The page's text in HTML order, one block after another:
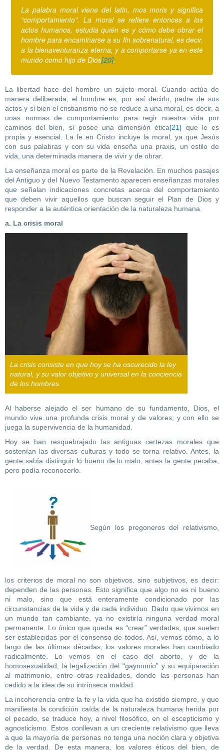
La palabra moral viene del latin, mos moris y significa
“comportamiento”. La moral se refiere entonces a los
actos humanos, estudia quién es y cómo debe obrar el
hombre para encaminarse a su fin sobrenatural, es decir,
a la bienaventuranza eterna, y a comportarse ya en este
mundo como hijo de Dios[20].
La libertad hace del hombre un sujeto moral. Cuando actúa de
manera deliberada, el hombre es, por así decirlo, padre de sus
actos y si bien el cristianismo no se reduce a una moral, es decir, a
unas normas de comportamiento para regir nuestra vida por
caminos del bien, sí posee una dimensión ética[21] que le es
propia y esencial. La fe en Cristo incluye la moral, ya que Jesús
con sus palabras y con su vida enseña una praxis, un estilo de
vida, una determinada manera de vivir y de obrar.
La enseñanza moral es parte de la Revelación. En muchos pasajes
del Antiguo y del Nuevo Testamento aparecen enseñanzas morales
que señalan indicaciones concretas acerca del comportamiento
que deben vivir aquellos que buscan seguir el Plan de Dios y
responder a la auténtica orientación de la naturaleza humana.
a. La crisis moral
La crisis consiste en que hoy se ha oscurecido la ley
natural, y su valor objetivo y universal en la conciencia
de los hombres.
Al haberse alejado el ser humano de su fundamento, Dios, el
mundo vive una profunda crisis moral y de valores; y con ello se
juega la supervivencia de la humanidad.
Hoy se han resquebrajado las antiguas certezas morales que
sostenían las diversas culturas y todo se torna relativo. Antes, la
gente sabía distinguir lo bueno de lo malo, antes la gente pecaba,
pero podía reconocerlo.
Según los pregoneros del relativismo,
los criterios de moral no son objetivos, sino subjetivos, es decir:
dependen de las personas. Esto significa que algo no es ni bueno
ni malo, sino que está enteramente condicionado por las
circunstancias de la vida y de cada individuo. Dado que vivimos en
un mundo tan cambiante, ya no existiría ninguna verdad moral
permanente. Lo único que queda es “crear” verdades, que suelen
ser establecidas por el consenso de todos. Así, vemos cómo, a lo
largo de las últimas décadas, los valores morales han cambiado
radicalmente. Lo vemos en el caso del aborto, y de la
homosexualidad, la legalización del “gaynomio” y su equiparación
al matrimonio, entre otras realidades, donde las personas han
cedido a la idea de su intrínseca maldad.
La incoherencia entre la fe y la vida que ha existido siempre, y que
manifiesta la condición caída de la naturaleza humana herida por
el pecado, se traduce hoy, a nivel filosófico, en el escepticismo y
agnosticismo. Estos conllevan a un creciente relativismo que lleva
a que la mayoría de personas no tenga una noción clara y objetiva
de la verdad. De esta manera, los valores éticos del bien, de